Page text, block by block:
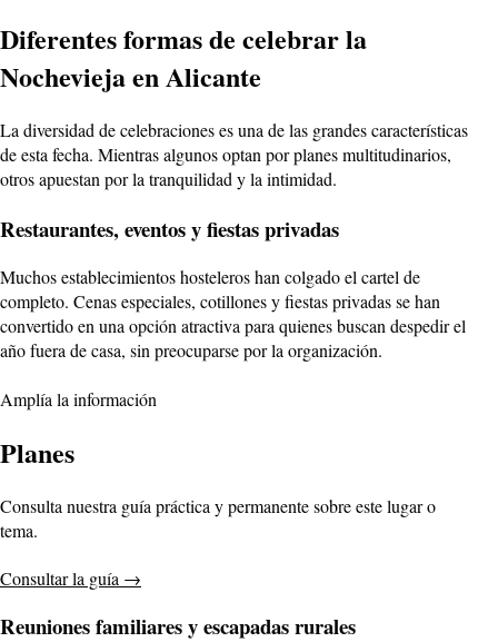
Diferentes formas de celebrar la
Nochevieja en Alicante
La diversidad de celebraciones es una de las grandes características
de esta fecha. Mientras algunos optan por planes multitudinarios,
otros apuestan por la tranquilidad y la intimidad.
Restaurantes, eventos y fiestas privadas
Muchos establecimientos hosteleros han colgado el cartel de
completo. Cenas especiales, cotillones y fiestas privadas se han
convertido en una opción atractiva para quienes buscan despedir el
año fuera de casa, sin preocuparse por la organización.
Amplía la información
Planes
Consulta nuestra guía práctica y permanente sobre este lugar o
tema.
Consultar la guía →
Reuniones familiares y escapadas rurales